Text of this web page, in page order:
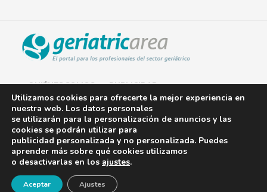
QUIÉNES SOMOS PUBLICIDAD
AVISO LEGAL
POLÍTICA DE COOKIES
POLÍTICA DE PRIVACIDAD
CONTACTO¡Newsletter!
Utilizamos cookies para ofrecerte la mejor experiencia en
nuestra web. Los datos personales
se utilizarán para la personalización de anuncios y las
cookies se podrán utilizar para
publicidad personalizada y no personalizada. Puedes
aprender más sobre qué cookies utilizamos
o desactivarlas en los ajustes.
Aceptar Ajustes